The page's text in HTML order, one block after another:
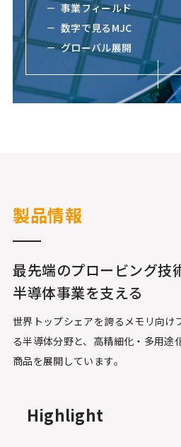
事業フィールド
数字で見るMJC
グローバル展開
製品情報
最先端のプロービング技
半導体事業を支える
世界トップシェアを誇るメモリ向け
る半導体分野と、 高精細化・多用途
商品を展開しています。
Highlight